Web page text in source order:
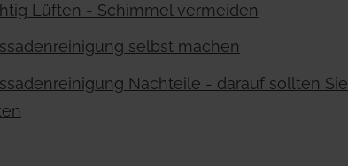
Lüften - Schimmel vermeiden
selbst machen
Nachteile - darauf sollten Sie